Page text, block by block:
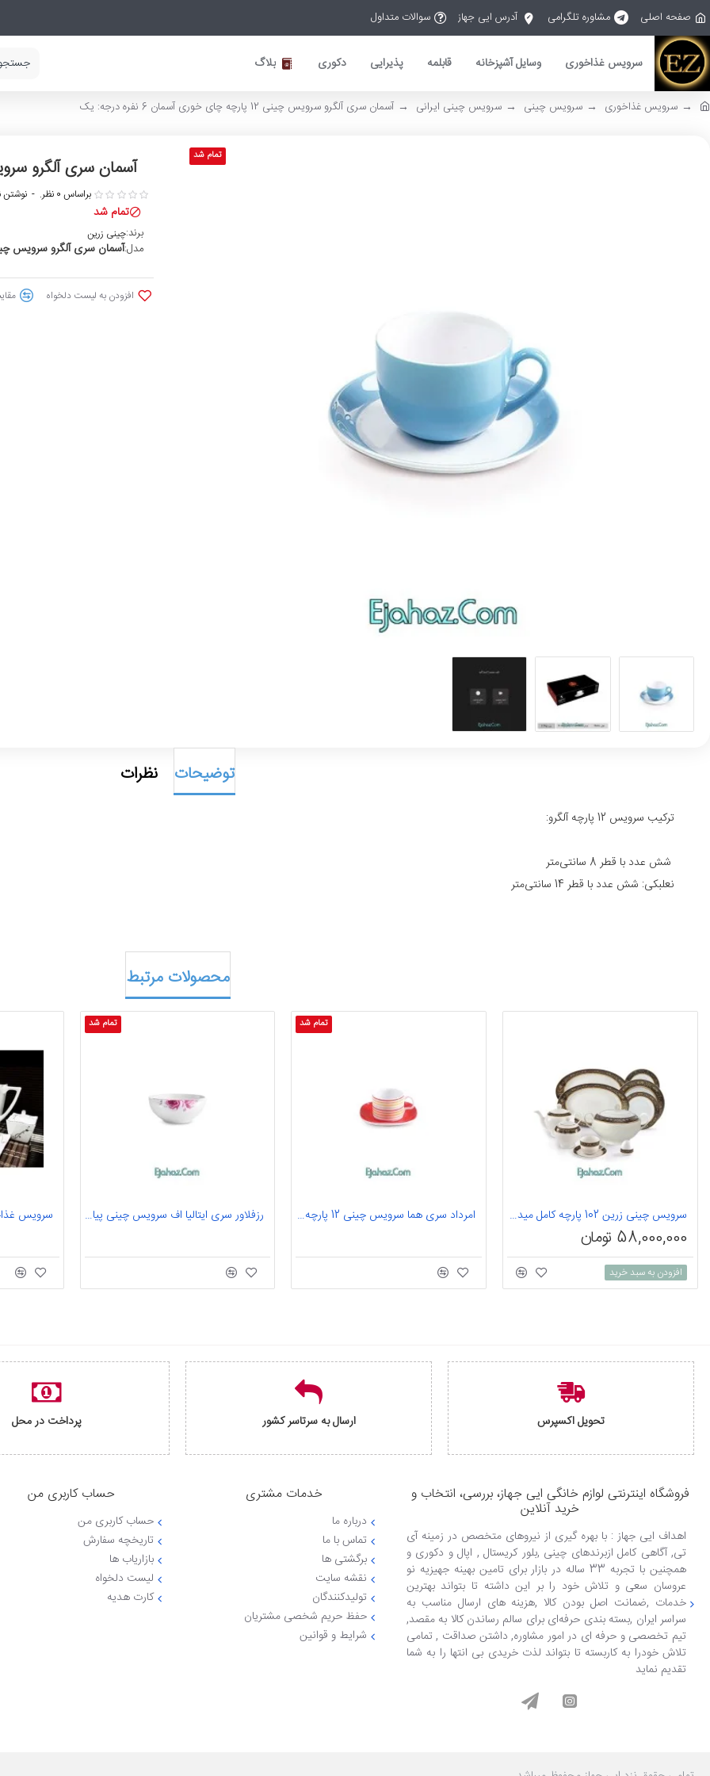
صفحه اصلی مشاوره تلگرامی آدرس ایی جهاز سوالات متداول
سرویس غذاخوری وسایل آشپزخانه قابلمه پذیرایی دکوری بلاگ
سرویس غذاخوری سرویس چینی سرویس چینی ایرانی آسمان سری آلگرو سرویس چینی 12 پارچه چای خوری آسمان 6 نفره درجه: یک
تمام شد آسمان سری آلگرو سرویس چینی 12 پارچه چای
تمام شد
برند:چینی زرین
مدل:آسمان سری آلگرو سرویس چینی زرین ایران 12
براساس 0 نظر. - نوشتن
افزودن به لیست دلخواه
توضیحات نظرات
ترکیب سرویس 12 پارچه آلگرو:
شش عدد با قطر 8 سانتی‌متر
نعلبکی: شش عدد با قطر 14 سانتی‌متر
محصولات مرتبط
سرویس چینی زرین 102 پارچه کامل میدنایت 12 نفره درجه یک
58,000,000 تومان
افزودن به سبد خرید
تمام شد
امرداد سری هما سرویس چینی 12 پارچه چای خوری امرداد 6 نفره درجه: یک
تمام شد
رزفلاور سری ایتالیا اف سرویس چینی پیاله 10 رزفلاور 6 نفره درجه: عالی
تحویل اکسپرس ارسال به سرتاسر کشور پرداخت در محل
فروشگاه اینترنتی لوازم خانگی ایی جهاز، بررسی، انتخاب و
خرید آنلاین
اهداف ایی جهاز : با بهره گیری از نیروهای متخصص در زمینه آی
تی, آگاهی کامل ازبرندهای چینی ,بلور کریستال , اپال و دکوری و
همچنین با تجربه 33 ساله در بازار برای تامین بهینه جهیزیه نو
عروسان سعی و تلاش خود را بر این داشته تا بتواند بهترین
خدمات ,ضمانت اصل بودن کالا ,هزینه های ارسال مناسب به
سراسر ایران ,بسته بندی حرفه‌ای برای سالم رساندن کالا به مقصد,
تیم تخصصی و حرفه ای در امور مشاوره, داشتن صداقت , تمامی
تلاش خودرا به کاربسته تا بتواند لذت خریدی بی انتها را به شما
تقدیم نماید
خدمات مشتری
درباره ما
تماس با ما
برگشتی ها
نقشه سایت
تولیدکنندگان
حفظ حریم شخصی مشتریان
شرایط و قوانین
حساب کاربری من
حساب کاربری من
تاریخچه سفارش
بازاریاب ها
لیست دلخواه
کارت هدیه